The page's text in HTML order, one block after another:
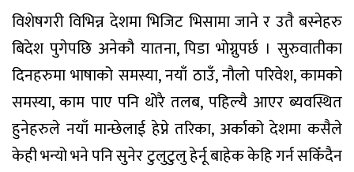
विशेषगरी विभिन्न देशमा भिजिट भिसामा जाने र उतै बस्नेहरु
बिदेश पुगेपछि अनेकौ यातना, पिडा भोग्नुपर्छ । सुरुवातीका
दिनहरुमा भाषाको समस्या, नयाँ ठाउँ, नौलो परिवेश, कामको
समस्या, काम पाए पनि थोरै तलब, पहिल्यै आएर ब्यवस्थित
हुनेहरुले नयाँ मान्छेलाई हेप्ने तरिका, अर्काको देशमा कसैले
केही भन्यो भने पनि सुनेर टुलुटुलु हेर्नू बाहेक केहि गर्न सकिँदैन